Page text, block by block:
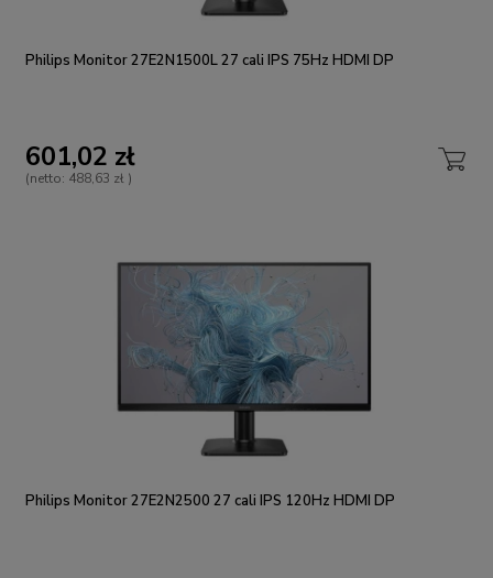
Philips Monitor 27E2N1500L 27 cali IPS 75Hz HDMI DP
601,02 zł
(netto: 488,63 zł )
Philips Monitor 27E2N2500 27 cali IPS 120Hz HDMI DP